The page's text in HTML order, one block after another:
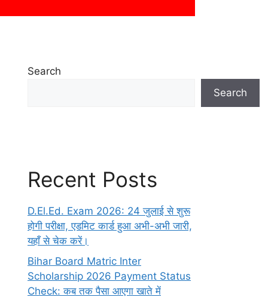
Search
Search
Recent Posts
D.El.Ed. Exam 2026: 24 जुलाई से शुरू
होगी परीक्षा, एडमिट कार्ड हुआ अभी-अभी जारी,
यहाँ से चेक करें।
Bihar Board Matric Inter
Scholarship 2026 Payment Status
Check: कब तक पैसा आएगा खाते में